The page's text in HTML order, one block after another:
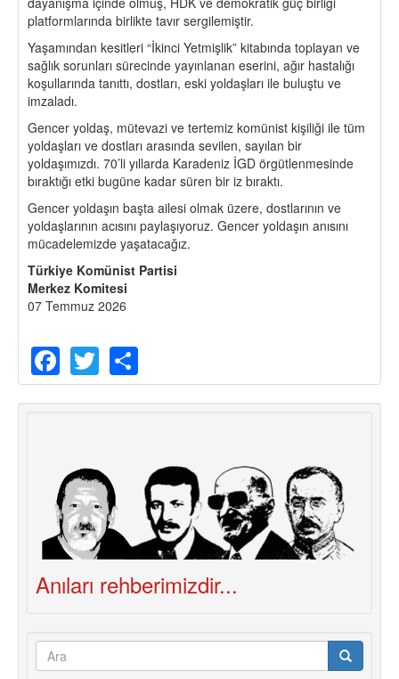
platformlarında birlikte tavır sergilemiştir.
Yaşamından kesitleri “İkinci Yetmişlik” kitabında toplayan ve
sağlık sorunları sürecinde yayınlanan eserini, ağır hastalığı
koşullarında tanıttı, dostları, eski yoldaşları ile buluştu ve
imzaladı.
Gencer yoldaş, mütevazi ve tertemiz komünist kişiliği ile tüm
yoldaşları ve dostları arasında sevilen, sayılan bir
yoldaşımızdı. 70’li yıllarda Karadeniz İGD örgütlenmesinde
bıraktığı etki bugüne kadar süren bir iz bıraktı.
Gencer yoldaşın başta ailesi olmak üzere, dostlarının ve
yoldaşlarının acısını paylaşıyoruz. Gencer yoldaşın anısını
mücadelemizde yaşatacağız.
Türkiye Komünist Partisi
Merkez Komitesi
07 Temmuz 2026
Facebook
Twitter
Anıları rehberimizdir...
Arama